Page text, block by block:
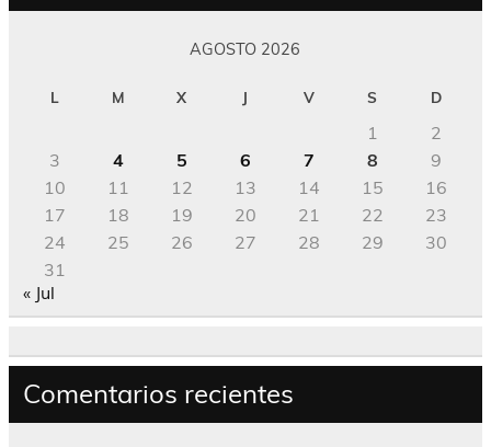
AGOSTO 2026
L M X J V S D
1
2
3
4 5 6 7 8
9
10
11 12 13 14 15
16
17
18 19 20 21 22
23
24
25 26 27 28 29
30
31
« Jul
Comentarios recientes